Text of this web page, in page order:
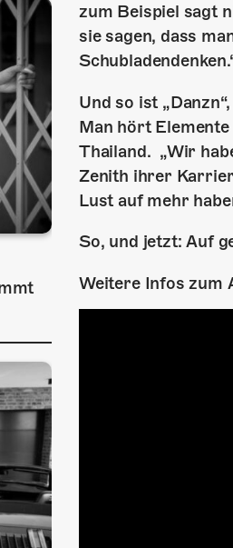
zum Beispiel sagt
sie sagen, dass
Und so ist
Man hört
Thailand. „Wir
Zenith ihrer
Lust auf mehr
So, und jetzt: Auf
Weitere Infos zum